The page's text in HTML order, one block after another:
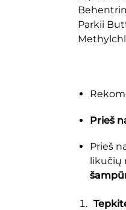
Parkii
Prieš
Prieš
likučių